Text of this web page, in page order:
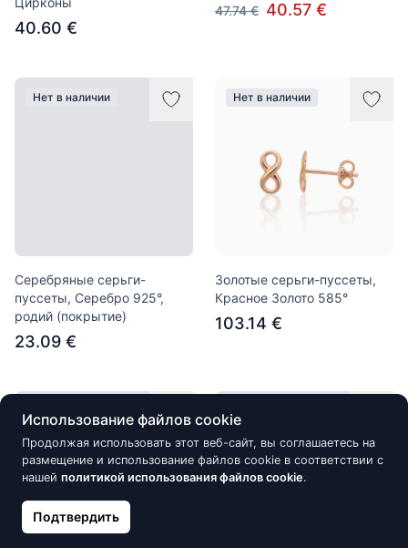
40.60 €
47.74 € 40.57 €
Нет в наличии
Серебряные серьги-
пуссеты, Серебро 925°,
родий (покрытие)
23.09 €
Нет в наличии
Золотые серьги-пуссеты,
Красное Золото 585°
103.14 €
Использование файлов cookie
Продолжая использовать этот веб-сайт, вы соглашаетесь на
размещение и использование файлов cookie в соответствии с
нашей политикой использования файлов cookie.
Подтвердить